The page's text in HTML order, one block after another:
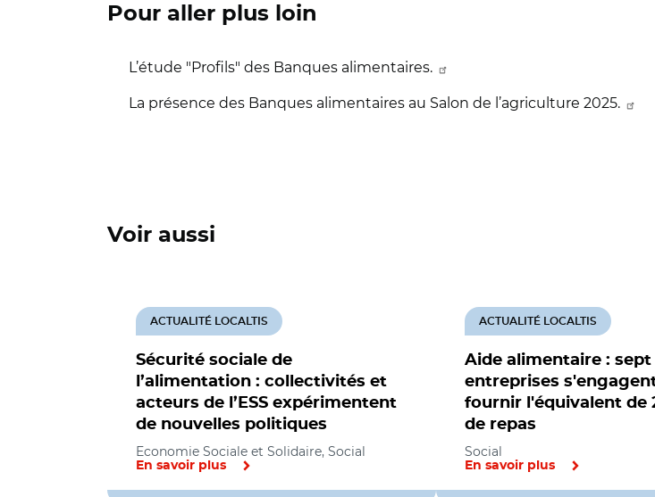
Pour aller plus loin
L’étude "Profils" des Banques alimentaires.
La présence des Banques alimentaires au Salon de l’agriculture 2025.
Voir aussi
Sécurité sociale de
l’alimentation : collectivités et
acteurs de l’ESS expérimentent
de nouvelles politiques
ACTUALITÉ LOCALTIS
Economie Sociale et Solidaire, Social
En savoir plus
Aide alimentaire : sept
entreprises
fournir l'équivalent de
de repas
ACTUALITÉ LOCALTIS
Social
En savoir plus